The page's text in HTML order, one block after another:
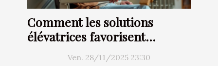
Comment les solutions
élévatrices favorisent
l'autonomie chez les seniors ?
Ven. 28/11/2025 23:30